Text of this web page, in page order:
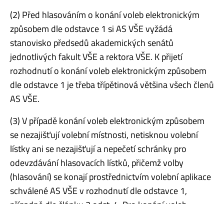
(2) Před hlasováním o konání voleb elektronickým
způsobem dle odstavce 1 si AS VŠE vyžádá
stanovisko předsedů akademických senátů
jednotlivých fakult VŠE a rektora VŠE. K přijetí
rozhodnutí o konání voleb elektronickým způsobem
dle odstavce 1 je třeba třípětinová většina všech členů
AS VŠE.
(3) V případě konání voleb elektronickým způsobem
se nezajišťují volební místnosti, netisknou volební
lístky ani se nezajišťují a nepečetí schránky pro
odevzdávání hlasovacích lístků, přičemž volby
(hlasování) se konají prostřednictvím volební aplikace
schválené AS VŠE v rozhodnutí dle odstavce 1,